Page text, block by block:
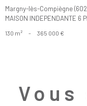
Margny-lès-Compiègne
MAISON INDEPENDANTE 6
130 m² - 365 000 €
Vous